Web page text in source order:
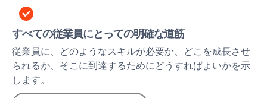
すべての従業員にとっての明確な道筋
従業員に、どのようなスキルが必要か、どこを成長させ
られるか、そこに到達するためにどうすればよいかを示
します。